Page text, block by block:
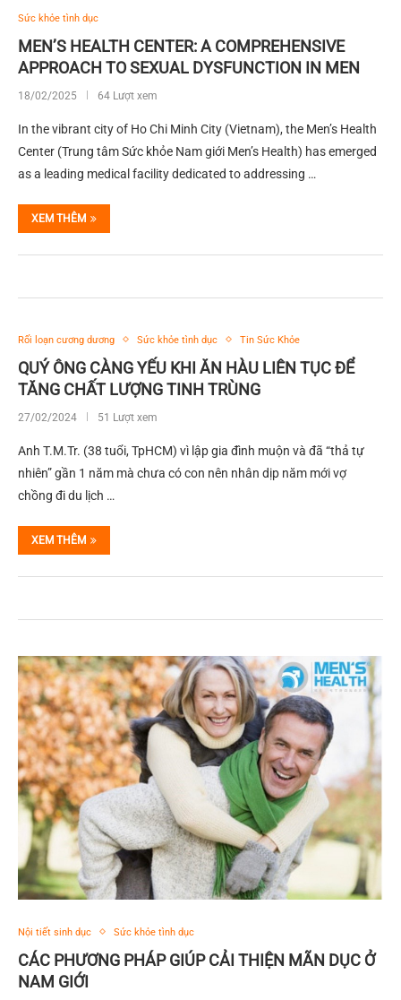
Sức khỏe tình dục
MEN’S HEALTH CENTER: A COMPREHENSIVE
APPROACH TO SEXUAL DYSFUNCTION IN MEN
18/02/2025 64 Lượt xem
In the vibrant city of Ho Chi Minh City (Vietnam), the Men’s Health
Center (Trung tâm Sức khỏe Nam giới Men’s Health) has emerged
as a leading medical facility dedicated to addressing …
XEM THÊM
Rối loạn cương dương Sức khỏe tình dục Tin Sức Khỏe
QUÝ ÔNG CÀNG YẾU KHI ĂN HÀU LIÊN TỤC ĐỂ
TĂNG CHẤT LƯỢNG TINH TRÙNG
27/02/2024 51 Lượt xem
Anh T.M.Tr. (38 tuổi, TpHCM) vì lập gia đình muộn và đã “thả tự
nhiên” gần 1 năm mà chưa có con nên nhân dịp năm mới vợ
chồng đi du lịch …
XEM THÊM
Nội tiết sinh dục Sức khỏe tình dục
CÁC PHƯƠNG PHÁP GIÚP CẢI THIỆN MÃN DỤC Ở
NAM GIỚI